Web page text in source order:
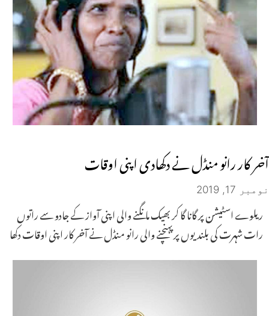
آخر کار رانو منڈل نے دکھادی اپنی اوقات
نومبر 17, 2019
ریلوے اسٹیشن پر گانا گا کر بھیک مانگنے والی اپنی آواز کے جادو سے راتوں
رات شہرت کی بلندیوں پر پہنچنے والی رانو منڈل نے آخر کار اپنی اوقات دکھا